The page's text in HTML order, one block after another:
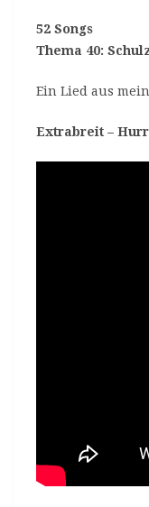
52 Songs
Thema 40:
Ein Lied aus
Extrabreit –